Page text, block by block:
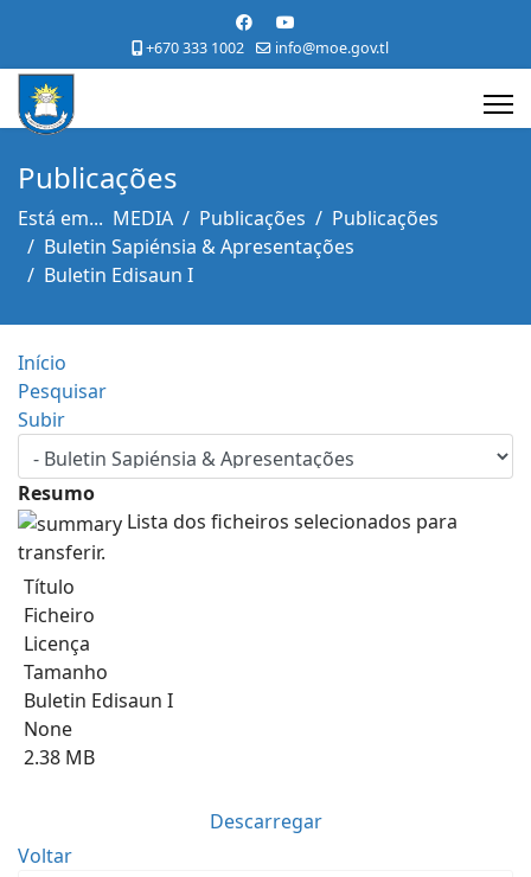
+670 333 1002 info@moe.gov.tl
Publicações
Está em... MEDIA Publicações
Publicações
Buletin Sapiénsia & Apresentações
Buletin Edisaun I
Início
Pesquisar
Subir
Resumo
Lista dos ficheiros selecionados para
transferir.
Título
Ficheiro
Licença
Tamanho
Buletin Edisaun I
None
2.38 MB
Descarregar
Voltar